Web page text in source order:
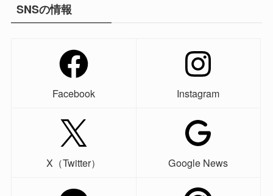
SNSの情報
Facebook Instagram
X（Twitter） Google News